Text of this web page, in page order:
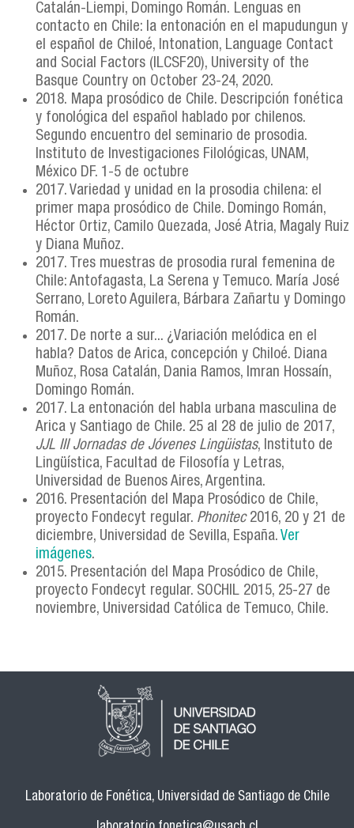
Catalán-Liempi, Domingo Román. Lenguas en
contacto en Chile: la entonación en el mapudungun y
el español de Chiloé, Intonation, Language Contact
and Social Factors (ILCSF20), University of the
Basque Country on October 23-24, 2020.
2018. Mapa prosódico de Chile. Descripción fonética
y fonológica del español hablado por chilenos.
Segundo encuentro del seminario de prosodia.
Instituto de Investigaciones Filológicas, UNAM,
México DF. 1-5 de octubre
2017. Variedad y unidad en la prosodia chilena: el
primer mapa prosódico de Chile. Domingo Román,
Héctor Ortiz, Camilo Quezada, José Atria, Magaly Ruiz
y Diana Muñoz.
2017. Tres muestras de prosodia rural femenina de
Chile: Antofagasta, La Serena y Temuco. María José
Serrano, Loreto Aguilera, Bárbara Zañartu y Domingo
Román.
2017. De norte a sur... ¿Variación melódica en el
habla? Datos de Arica, concepción y Chiloé. Diana
Muñoz, Rosa Catalán, Dania Ramos, Imran Hossaín,
Domingo Román.
2017. La entonación del habla urbana masculina de
Arica y Santiago de Chile. 25 al 28 de julio de 2017,
JJL III Jornadas de Jóvenes Lingüistas, Instituto de
Lingüística, Facultad de Filosofía y Letras,
Universidad de Buenos Aires, Argentina.
2016. Presentación del Mapa Prosódico de Chile,
proyecto Fondecyt regular. Phonitec2016, 20 y 21 de
diciembre, Universidad de Sevilla, España. Ver
imágenes.
2015. Presentación del Mapa Prosódico de Chile,
proyecto Fondecyt regular. SOCHIL 2015, 25-27 de
noviembre, Universidad Católica de Temuco, Chile.
Laboratorio de Fonética, Universidad de Santiago de Chile